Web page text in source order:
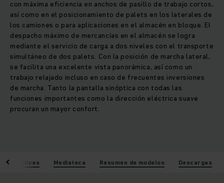
con máxima eficiencia en anchos de pasillo de trabajo cortos,
así como en el posicionamiento de palets en los laterales de
los camiones o para aplicaciones en el almacén en bloque. El
despacho máximo de mercancías en el almacén se logra
mediante el servicio de carga a dos niveles con el transporte
simultáneo de dos palets. Con la posición de marcha lateral,
se facilita una excelente vista panorámica, así como un
trabajo relajado incluso en caso de frecuentes inversiones
de marcha. Tanto la pantalla sinóptica con todas las
funciones importantes como la dirección eléctrica suave
procuran un mayor confort.
Mediateca Resumen de modelos Descargas